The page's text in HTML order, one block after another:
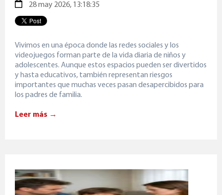
28 may 2026, 13:18:35
Vivimos en una época donde las redes sociales y los
videojuegos forman parte de la vida diaria de niños y
adolescentes. Aunque estos espacios pueden ser divertidos
y hasta educativos, también representan riesgos
importantes que muchas veces pasan desapercibidos para
los padres de familia.
Leer más →